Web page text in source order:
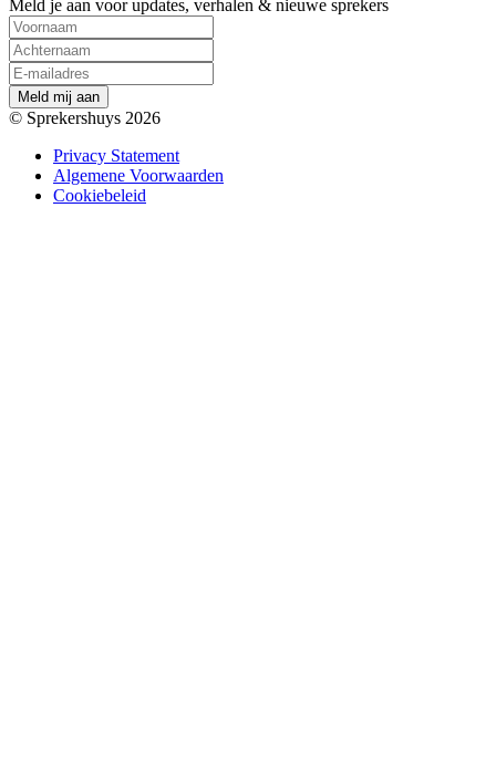
Meld je aan voor updates, verhalen & nieuwe sprekers
Me d mij aan
© Sprekershuys 2026
Privacy Statement
Algemene Voorwaarden
Cookiebeleid